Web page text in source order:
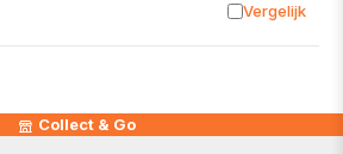
Vergelijk
Collect & Go